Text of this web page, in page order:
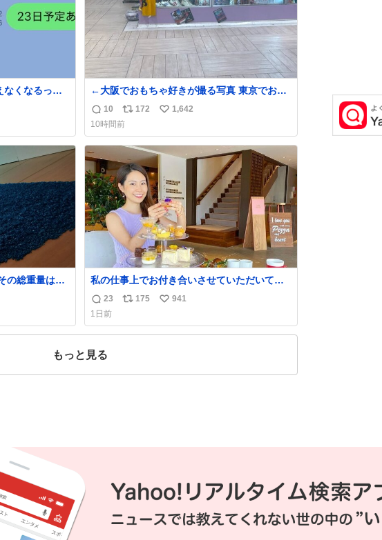
なくなるって
←大阪でおもちゃ好きが撮る写真 東京でおも
ちゃ好きが撮る写真→
返
信
数
10
リ
ポ
ス
ト
数
172
い
ね
数
1,642
10時間前
の総重量は亡
す。 鑑賞者
た人の一部
りました。
ッカ味😳✨ #ポ
私の仕事上でお付き合いさせていただいてい
る富裕層の社長さん達は、こんな事しない。
こんな自慢は一切しないし、なんなら表に出
てこない。 自分に自信がない半端モンはブラ
ンドで自分を飾りキラキラ自慢をする。 #折
返
信
数
23
リ
ス
175
い
ね
941
1日前
もっと見る